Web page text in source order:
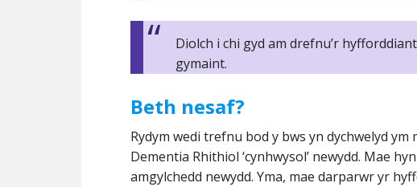
Diolch i chi gyd am drefnu’r
gymaint.
Beth nesaf?
Rydym wedi trefnu bod y bws yn dychwelyd
Dementia Rhithiol ‘cynhwysol’ newydd. Mae
amgylchedd newydd. Yma, mae darparwr yr